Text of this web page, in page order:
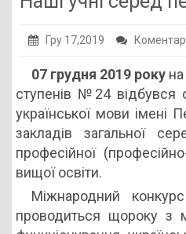
Публічна інформація
Заклади ПТО
Оголошення
Галерея
НМЦ ПТО України
Гру 17,2019
07 грудня 2019 року на
ступенів №24 відбувся
української мови імені
закладів загальної
професійної
вищої освіти.
Міжнародний
проводиться щороку з